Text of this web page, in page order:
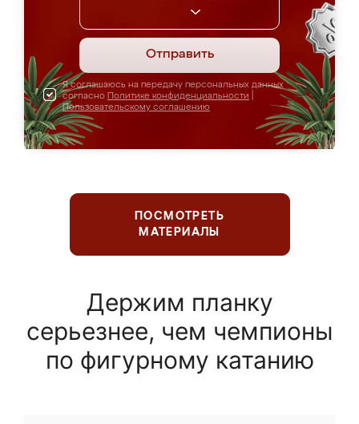
Отправить
Я соглашаюсь на передачу персональных данных
согласно Политике конфиденциальности
Пользовательскому соглашению
ПОСМОТРЕТЬ
МАТЕРИАЛЫ
Держим планку
серьезнее, чем чемпионы
по фигурному катанию